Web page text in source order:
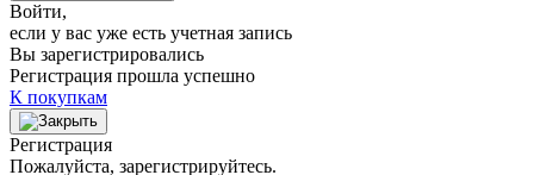
Войти,
если у вас уже есть учетная запись
Вы зарегистрировались
Регистрация прошла успешно
К покупкам
Регистрация
Пожалуйста, зарегистрируйтесь.